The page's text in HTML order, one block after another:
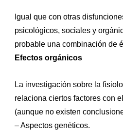
Igual que con otras
psicológicos, sociales y
probable una combinación de
Efectos orgánicos
La investigación sobre la
relaciona ciertos factores con
(aunque no existen
– Aspectos genéticos.